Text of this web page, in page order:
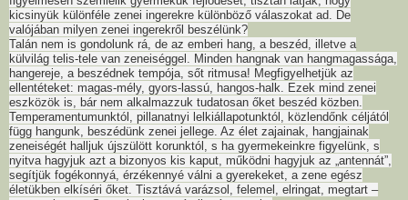
kicsinyük különféle zenei ingerekre különböző válaszokat ad. De
valójában milyen zenei ingerekről beszélünk?
Talán nem is gondolunk rá, de az emberi hang, a beszéd, illetve a
külvilág telis-tele van zeneiséggel. Minden hangnak van hangmagassága,
hangereje, a beszédnek tempója, sőt ritmusa! Megfigyelhetjük az
ellentéteket: magas-mély, gyors-lassú, hangos-halk. Ezek mind zenei
eszközök is, bár nem alkalmazzuk tudatosan őket beszéd közben.
Temperamentumunktól, pillanatnyi lelkiállapotunktól, közlendőnk céljától
függ hangunk, beszédünk zenei jellege. Az élet zajainak, hangjainak
zeneiségét halljuk újszülött korunktól, s ha gyermekeinkre figyelünk, s
nyitva hagyjuk azt a bizonyos kis kaput, működni hagyjuk az „antennát”,
segítjük fogékonnyá, érzékennyé válni a gyerekeket, a zene egész
életükben elkíséri őket. Tisztává varázsol, felemel, elringat, megtart –